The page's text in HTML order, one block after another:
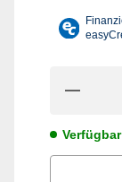
Verfügbar